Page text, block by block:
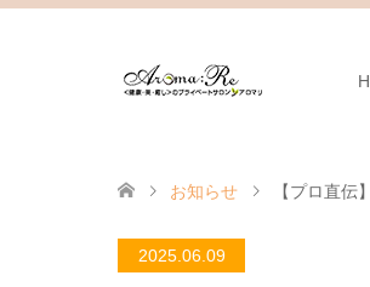
お知らせ 【プロ直
2025.06.09